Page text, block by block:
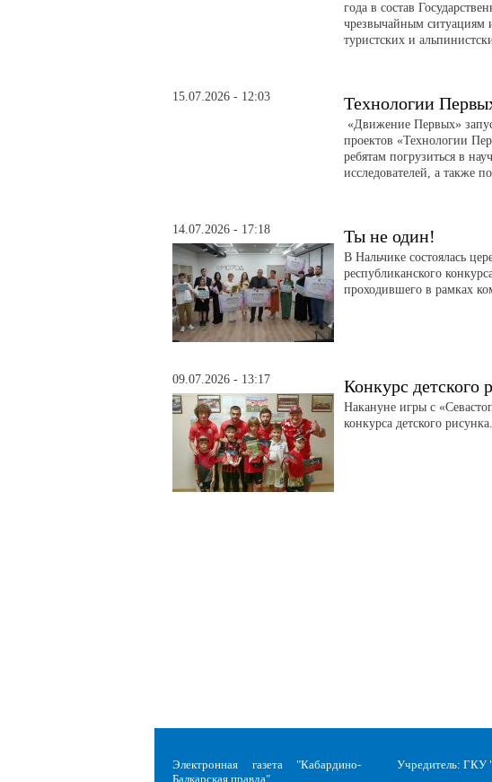
года в состав
чрезвычайным ситуациям
туристских и
15.07.2026 - 12:03 Технологии
«Движение Первых»
проектов «Технологии
ребятам погрузиться в
исследователей, а также
14.07.2026 - 17:18 Ты не один!
В Нальчике состоялась
республиканского
проходившего в рамках
09.07.2026 - 13:17 Конкурс детского
Накануне игры с
конкурса детского рисунка.
Электронная газета "Кабардино-
Балкарская правда"
Учредитель: